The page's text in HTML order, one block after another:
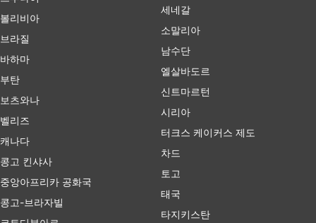
볼리비아
브라질
바하마
부탄
보츠와나
벨리즈
캐나다
콩고 킨샤사
중앙아프리카 공화국
콩고-브라자빌
세네갈
소말리아
남수단
엘살바도르
신트마르턴
시리아
터크스 케이커스 제도
차드
토고
태국
타지키스탄